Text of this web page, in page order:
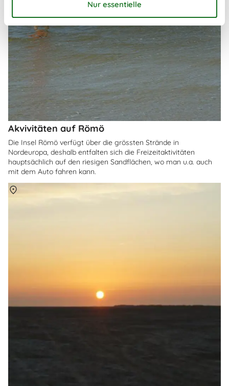
Akvivitäten auf Römö
Die Insel Römö verfügt über die grössten Strände in
Nordeuropa, deshalb entfalten sich die Freizeitaktivitäten
hauptsächlich auf den riesigen Sandflächen, wo man u.a. auch
mit dem Auto fahren kann.